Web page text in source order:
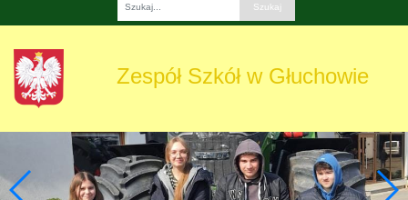
Zespół Szkół w Głuchowie